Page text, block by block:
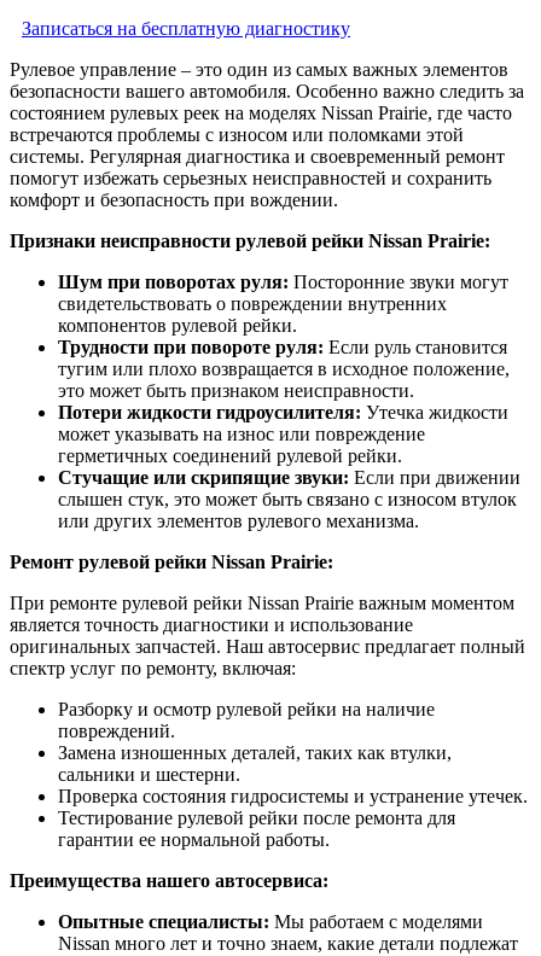
Записаться на бесплатную диагностику
Рулевое управление – это один из самых важных элементов
безопасности вашего автомобиля. Особенно важно следить за
состоянием рулевых реек на моделях Nissan Prairie, где часто
встречаются проблемы с износом или поломками этой
системы. Регулярная диагностика и своевременный ремонт
помогут избежать серьезных неисправностей и сохранить
комфорт и безопасность при вождении.
Признаки неисправности рулевой рейки Nissan Prairie:
Шум при поворотах руля: Посторонние звуки могут
свидетельствовать о повреждении внутренних
компонентов рулевой рейки.
Трудности при повороте руля: Если руль становится
тугим или плохо возвращается в исходное положение,
это может быть признаком неисправности.
Потери жидкости гидроусилителя: Утечка жидкости
может указывать на износ или повреждение
герметичных соединений рулевой рейки.
Стучащие или скрипящие звуки: Если при движении
слышен стук, это может быть связано с износом втулок
или других элементов рулевого механизма.
Ремонт рулевой рейки Nissan Prairie:
При ремонте рулевой рейки Nissan Prairie важным моментом
является точность диагностики и использование
оригинальных запчастей. Наш автосервис предлагает полный
спектр услуг по ремонту, включая:
Разборку и осмотр рулевой рейки на наличие
повреждений.
Замена изношенных деталей, таких как втулки,
сальники и шестерни.
Проверка состояния гидросистемы и устранение утечек.
Тестирование рулевой рейки после ремонта для
гарантии ее нормальной работы.
Преимущества нашего автосервиса:
Опытные специалисты: Мы работаем с моделями
Nissan много лет и точно знаем, какие детали подлежат